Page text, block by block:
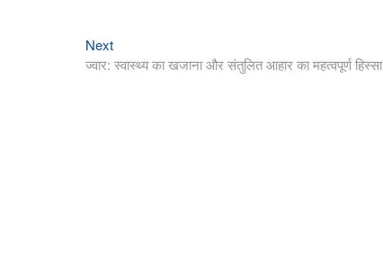
NextNext
post:
ज्वार: स्वास्थ्य का खजाना और संतुलित आहार का महत्वपूर्ण हिस्सा